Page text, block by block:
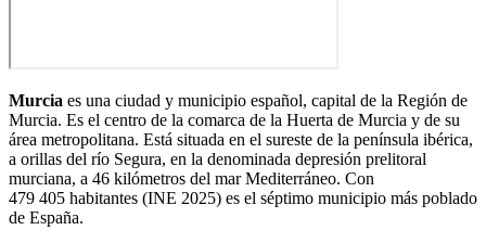
Murcia es una ciudad y municipio español, capital de la Región de
Murcia. Es el centro de la comarca de la Huerta de Murcia y de su
área metropolitana. Está situada en el sureste de la península ibérica,
a orillas del río Segura, en la denominada depresión prelitoral
murciana, a 46 kilómetros del mar Mediterráneo. Con
479 405 habitantes (INE 2025)​ es el séptimo municipio más poblado
de España.